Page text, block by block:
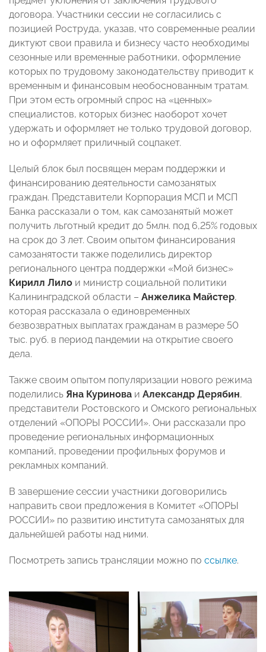
договора. Участники сессии не согласились с
позицией Роструда, указав, что современные реалии
диктуют свои правила и бизнесу часто необходимы
сезонные или временные работники, оформление
которых по трудовому законодательству приводит к
временным и финансовым необоснованным тратам.
При этом есть огромный спрос на «ценных»
специалистов, которых бизнес наоборот хочет
удержать и оформляет не только трудовой договор,
но и оформляет приличный соцпакет.
Целый блок был посвящен мерам поддержки и
финансированию деятельности самозанятых
граждан. Представители Корпорация МСП и МСП
Банка рассказали о том, как самозанятый может
получить льготный кредит до 5млн. под 6,25% годовых
на срок до 3 лет. Своим опытом финансирования
самозанятости также поделились директор
регионального центра поддержки «Мой бизнес»
Кирилл Лило и министр социальной политики
Калининградской области – Анжелика Майстер,
которая рассказала о единовременных
безвозвратных выплатах гражданам в размере 50
тыс. руб. в период пандемии на открытие своего
дела.
Также своим опытом популяризации нового режима
поделились Яна Куринова и Александр Дерябин,
представители Ростовского и Омского региональных
отделений «ОПОРЫ РОССИИ». Они рассказали про
проведение региональных информационных
компаний, проведении профильных форумов и
рекламных компаний.
В завершение сессии участники договорились
направить свои предложения в Комитет «ОПОРЫ
РОССИИ» по развитию института самозанятых для
дальнейшей работы над ними.
Посмотреть запись трансляции можно по ссылке.